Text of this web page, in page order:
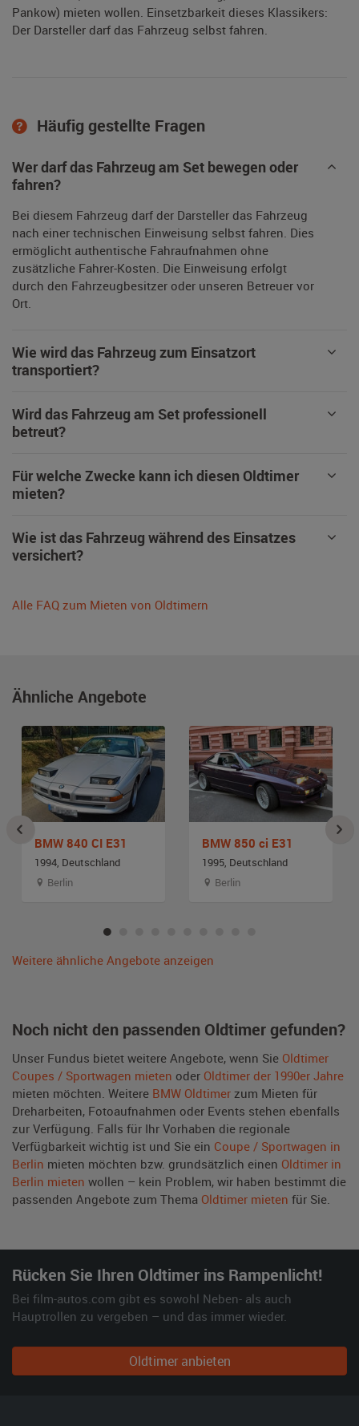
Pankow) mieten wollen. Einsetzbarkeit dieses Klassikers:
Der Darsteller darf das Fahrzeug selbst fahren.
Häufig gestellte Fragen
Wer darf das Fahrzeug am Set bewegen oder
fahren?
Bei diesem Fahrzeug darf der Darsteller das Fahrzeug
nach einer technischen Einweisung selbst fahren. Dies
ermöglicht authentische Fahraufnahmen ohne
zusätzliche Fahrer-Kosten. Die Einweisung erfolgt
durch den Fahrzeugbesitzer oder unseren Betreuer vor
Ort.
Wie wird das Fahrzeug zum Einsatzort
transportiert?
Wird das Fahrzeug am Set professionell
betreut?
Für welche Zwecke kann ich diesen Oldtimer
mieten?
Wie ist das Fahrzeug während des Einsatzes
versichert?
Alle FAQ zum Mieten von Oldtimern
Ähnliche Angebote
BMW 840 CI E31
1994, Deutschland
Berlin
BMW 850 ci E31
1995, Deutschland
Berlin
Weitere ähnliche Angebote anzeigen
Noch nicht den passenden Oldtimer gefunden?
Unser Fundus bietet weitere Angebote, wenn Sie Oldtimer
Coupes / Sportwagen mieten oder Oldtimer der 1990er Jahre
mieten möchten. Weitere BMW Oldtimer zum Mieten für
Dreharbeiten, Fotoaufnahmen oder Events stehen ebenfalls
zur Verfügung. Falls für Ihr Vorhaben die regionale
Verfügbarkeit wichtig ist und Sie ein Coupe / Sportwagen in
Berlin mieten möchten bzw. grundsätzlich einen Oldtimer in
Berlin mieten wollen – kein Problem, wir haben bestimmt die
passenden Angebote zum Thema Oldtimer mieten für Sie.
Rücken Sie Ihren Oldtimer ins Rampenlicht!
Bei film-autos.com gibt es sowohl Neben- als auch
Hauptrollen zu vergeben – und das immer wieder.
Oldtimer anbieten